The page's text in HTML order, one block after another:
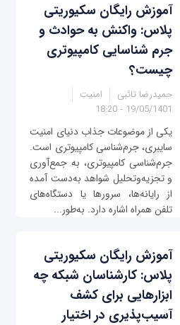
آموزش رایگان سکیوریتی
پلاس: واکنش به حوادث و
جرم شناسایی کامپیوتری
چیست؟
حمیدرضا تائبی
امنیت
19/05/1401 - 18:20
یکی از موضوعات جذاب دنیای امنیت
سایبری، جرم‌شناسی کامپیوتری است.
جرم‌شناسی کامپیوتری، به جمع‌آوری
و تجزیه‌و‌تحلیل شواهد به‌دست آمده
از رایانه‌ها، سرورها یا دستگاه‌های
تلفن همراه اشاره دارد. به‌طور...
آموزش رایگان سکیوریتی
پلاس: کارشناسان شبکه چه
ابزارهایی برای کشف
آسیب‌پذیری در اختیار